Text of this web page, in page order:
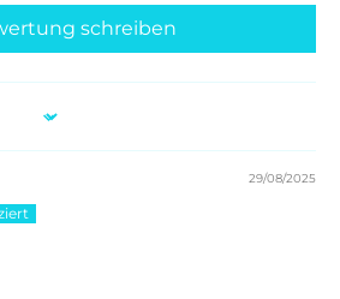
schreiben
29/08/2025